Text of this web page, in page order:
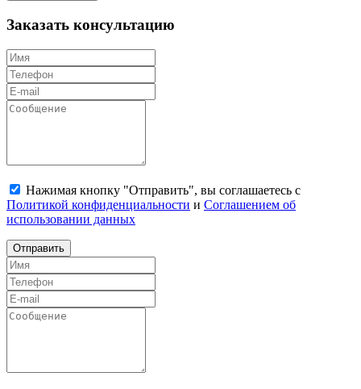
Заказать консультацию
Нажимая кнопку "Отправить", вы соглашаетесь с
Политикой конфиденциальности и Соглашением об
использовании данных
Отправить